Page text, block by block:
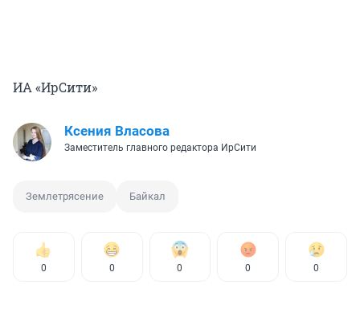
ИА «ИрСити»
Ксения Власова
Заместитель главного редактора ИрСити
Землетрясение Байкал
0 0 0 0 0